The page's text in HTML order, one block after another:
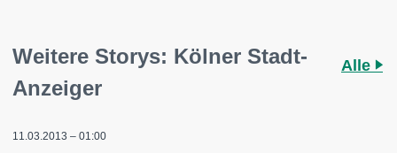
Weitere Storys: Kölner Stadt-
Anzeiger
Alle
11.03.2013 – 01:00